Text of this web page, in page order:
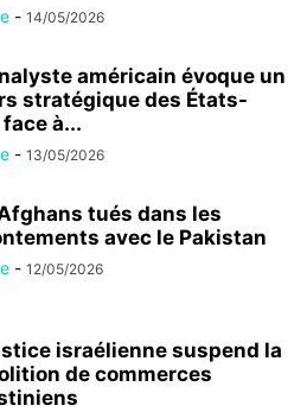
- 14/05/2026
américain évoque un
stratégique des États-
à...
- 13/05/2026
tués dans les
avec le Pakistan
- 12/05/2026
israélienne suspend la
de commerces